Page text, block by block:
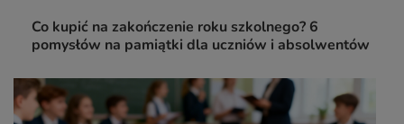
Co kupić na zakończenie roku szkolnego? 6
pomysłów na pamiątki dla uczniów i absolwentów